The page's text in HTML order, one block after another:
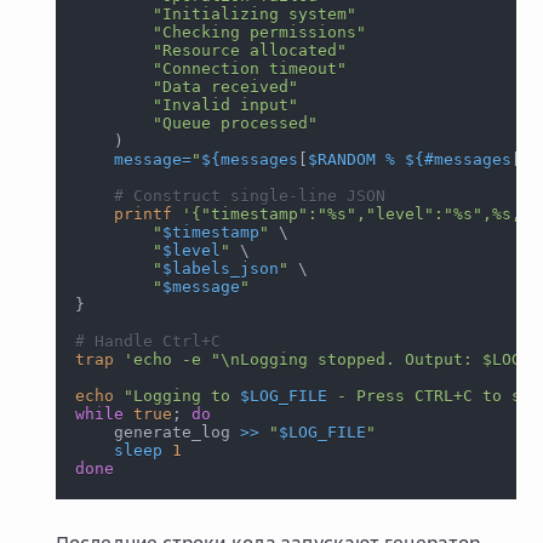
"Initializing system"
"Checking permissions"
"Resource allocated"
"Connection timeout"
"Data received"
"Invalid input"
"Queue processed"
)
message=" ${messages $RANDOM % ${ #messages
# Construct single-line JSON
printf
" $timestamp "
\
" $level "
\
" $labels_json "
\
" $message "
}
# Handle Ctrl+C
trap
'echo -e "\nLogging stopped. Output:
echo
"Logging to $LOG_FILE - Press CTRL+C to
while true ;
do
    generate_log
>> " $LOG_FILE "
sleep
1
done